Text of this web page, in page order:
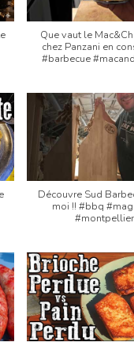
Que vaut le
chez Panzani en
#barbecue
Découvre Sud
moi !! #bbq
#montpellier